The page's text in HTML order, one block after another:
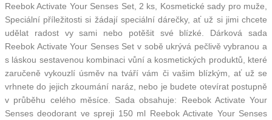
Reebok Activate Your Senses Set, 2 ks, Kosmetické sady pro muže,
Speciální příležitosti si žádají speciální dárečky, ať už si jimi chcete
udělat radost vy sami nebo potěšit své blízké. Dárková sada
Reebok Activate Your Senses Set v sobě ukrývá pečlivě vybranou a
s láskou sestavenou kombinaci vůní a kosmetických produktů, které
zaručeně vykouzlí úsměv na tváří vám či vašim blízkým, ať už se
vrhnete do jejich zkoumání naráz, nebo je budete otevírat postupně
v průběhu celého měsíce. Sada obsahuje: Reebok Activate Your
Senses deodorant ve spreji 150 ml Reebok Activate Your Senses